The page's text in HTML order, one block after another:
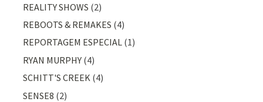
REALITY SHOWS (2)
REBOOTS & REMAKES (4)
REPORTAGEM ESPECIAL (1)
RYAN MURPHY (4)
SCHITT'S CREEK (4)
SENSE8 (2)